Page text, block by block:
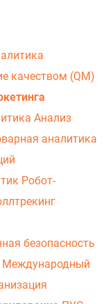
качеством (QM)
Анализ
аналитика
Робот-
безопасность
Международный